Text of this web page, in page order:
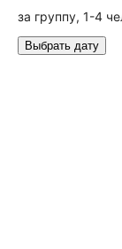
за группу, 1-4
Выбрать дату